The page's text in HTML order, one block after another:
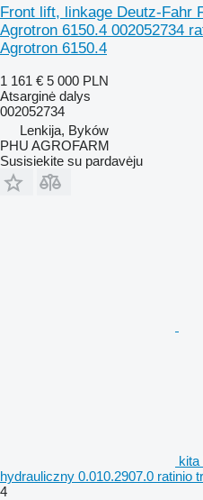
Front lift, linkage Deutz-Fahr
Agrotron 6150.4 002052734
Agrotron 6150.4
1 161 € 5 000 PLN
Atsarginė dalys
002052734
Lenkija, Byków
PHU AGROFARM
Susisiekite su pardavėju
kita
hydrauliczny 0.010.2907.0 ratinio
4